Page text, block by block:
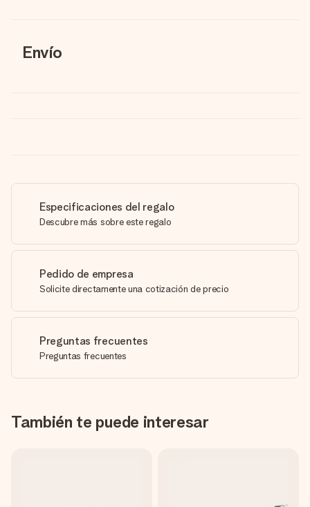
Envío
Especificaciones del regalo
Descubre más sobre este regalo
Pedido de empresa
Solicite directamente una cotización de precio
Preguntas frecuentes
Preguntas frecuentes
También te puede interesar